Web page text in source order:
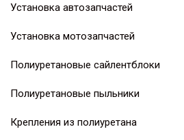
Установка автозапчастей
Установка мотозапчастей
Полиуретановые сайлентблоки
Полиуретановые пыльники
Крепления из полиуретана